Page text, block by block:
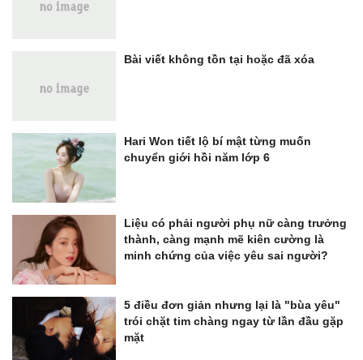
Bài viết không tồn tại hoặc đã xóa
Hari Won tiết lộ bí mật từng muốn
chuyển giới hồi năm lớp 6
Liệu có phải người phụ nữ càng trưởng
thành, càng mạnh mẽ kiên cường là
minh chứng của việc yêu sai người?
5 điều đơn giản nhưng lại là "bùa yêu"
trói chặt tim chàng ngay từ lần đầu gặp
mặt